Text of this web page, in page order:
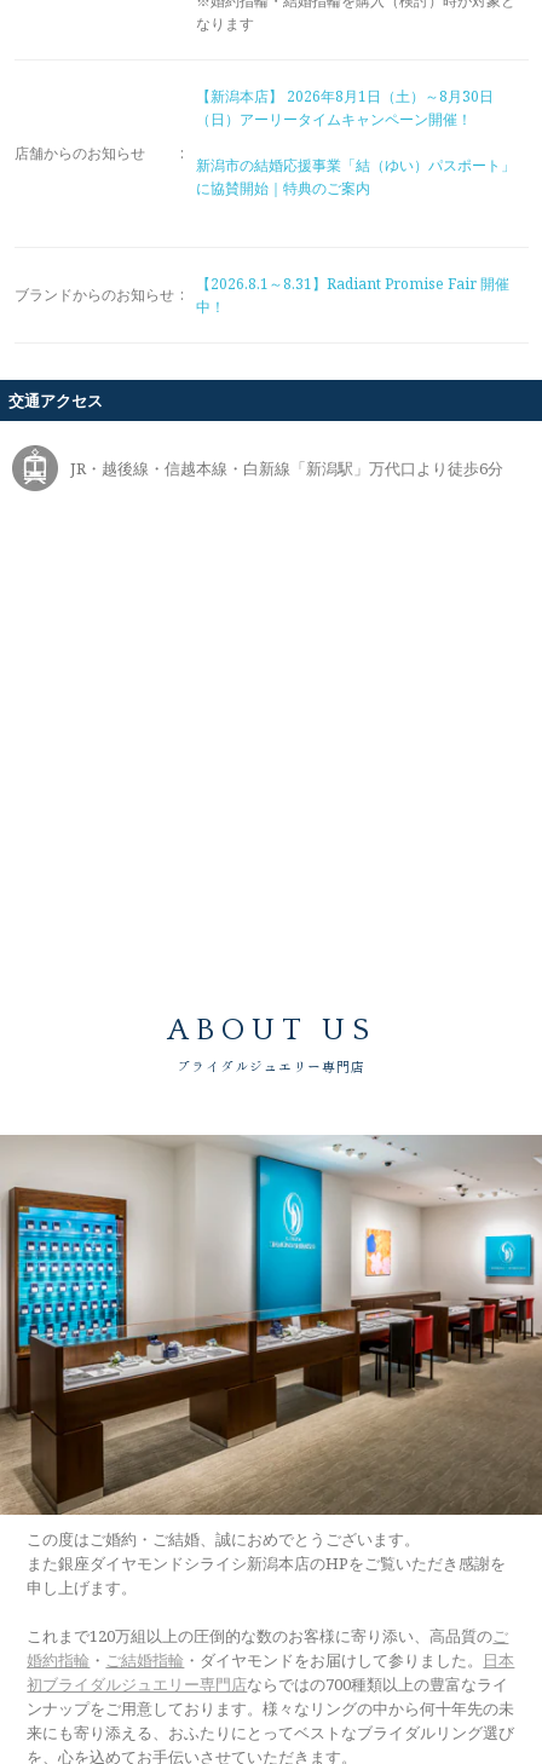
なります
店舗からのお知らせ :
【新潟本店】 2026年8月1日（土）～8月30日
（日）アーリータイムキャンペーン開催！
新潟市の結婚応援事業「結（ゆい）パスポート」
に協賛開始｜特典のご案内
ブランドからのお知らせ :
【2026.8.1～8.31】Radiant Promise Fair 開催
中！
交通アクセス
JR・越後線・信越本線・白新線「新潟駅」万代口より徒歩6分
ABOUT US
ブライダルジュエリー専門店
この度はご婚約・ご結婚、誠におめでとうございます。
また銀座ダイヤモンドシライシ新潟本店のHPをご覧いただき感謝を
申し上げます。
これまで120万組以上の圧倒的な数のお客様に寄り添い、高品質のご
婚約指輪 ・ ご結婚指輪 ・ダイヤモンドをお届けして参りました。 日本
初ブライダルジュエリー専門店ならではの700種類以上の豊富なライ
ンナップをご用意しております。様々なリングの中から何十年先の未
来にも寄り添える、おふたりにとってベストなブライダルリング選び
を、心を込めてお手伝いさせていただきます。